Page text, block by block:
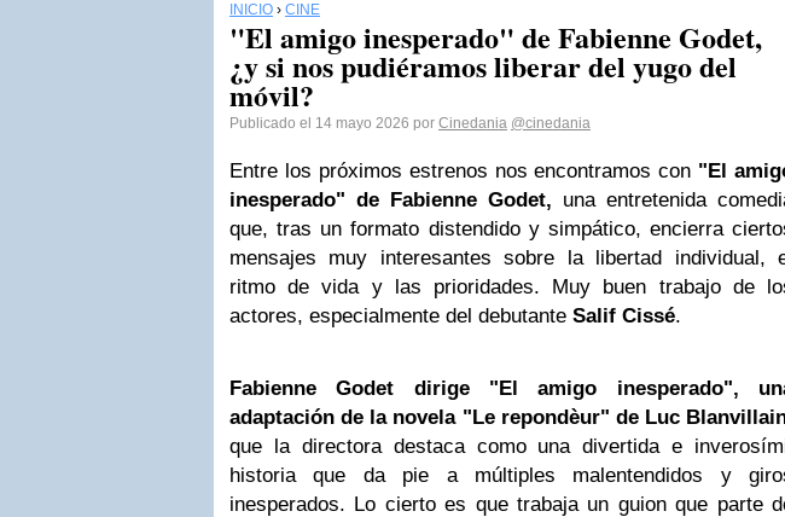
INICIO › CINE
"El amigo inesperado" de Fabienne Godet,
¿y si nos pudiéramos liberar del yugo del
móvil?
Publicado el 14 mayo 2026 por Cinedania @cinedania
Entre los próximos estrenos nos encontramos con "El
inesperado" de Fabienne Godet, una entretenida
que, tras un formato distendido y simpático, encierra
mensajes muy interesantes sobre la libertad individual,
ritmo de vida y las prioridades. Muy buen trabajo de
actores, especialmente del debutante Salif Cissé.
Fabienne Godet dirige "El amigo inesperado",
adaptación de la novela "Le repondèur" de Luc
que la directora destaca como una divertida e
historia que da pie a múltiples malentendidos y
inesperados. Lo cierto es que trabaja un guion que parte